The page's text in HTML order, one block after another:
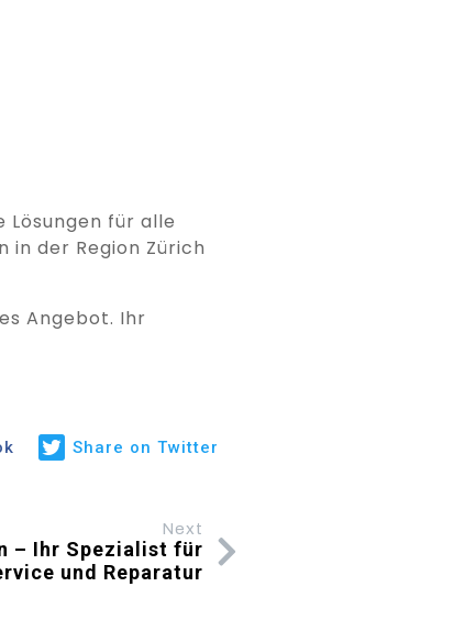
Lösungen für alle
in der Region Zürich
Angebot. Ihr
Share on Twitter
Next
– Ihr Spezialist für
und Reparatur